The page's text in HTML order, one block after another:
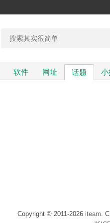
软件 网址 话题 小
Copyright © 2011-2026 iteam .